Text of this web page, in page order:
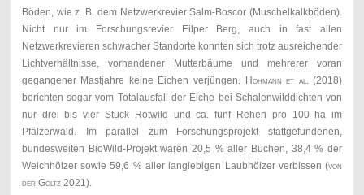
Böden, wie z. B. dem Netzwerkrevier Salm-Boscor (Muschelkalkböden).
Nicht nur im Forschungsrevier Eilper Berg, auch in fast allen
Netzwerkrevieren schwacher Standorte konnten sich trotz ausreichender
Lichtverhältnisse, vorhandener Mutterbäume und mehrerer voran
gegangener Mastjahre keine Eichen verjüngen.
Hohmann et al. (2018)
berichten sogar vom Totalausfall der Eiche bei Schalenwilddichten von
nur drei bis vier Stück Rotwild und ca. fünf Rehen pro 100 ha im
Pfälzerwald. Im parallel zum Forschungsprojekt stattgefundenen,
bundesweiten BioWild-Projekt waren 20,5 % aller Buchen, 38,4 % der
Weichhölzer sowie 59,6 % aller langlebigen Laubhölzer verbissen (von
der Goltz2021).